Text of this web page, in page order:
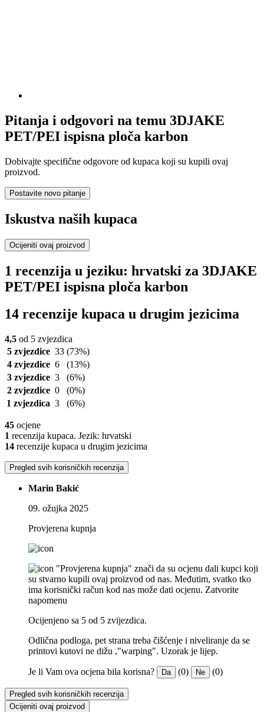
Pitanja i odgovori na temu 3DJAKE
PET/PEI ispisna ploča karbon
Dobivajte specifične odgovore od kupaca koji su kupili ovaj
proizvod.
Postavite novo pitanje
Iskustva naših kupaca
Ocijeniti ovaj proizvod
1 recenzija u jeziku: hrvatski za 3DJAKE
PET/PEI ispisna ploča karbon
14 recenzije kupaca u drugim jezicima
4,5 od 5 zvjezdica
5 zvjezdice 33 (73%)
4 zvjezdice 6
(13%)
3 zvjezdice 3
(6%)
2 zvjezdice 0
(0%)
1 zvjezdica 3 (6%)
45 ocjene
1 recenzija kupaca. Jezik: hrvatski
14 recenzije kupaca u drugim jezicima
Pregled svih korisničkih recenzija
Marin Bakić
09. ožujka 2025
Provjerena kupnja
"Provjerena kupnja" znači da su ocjenu dali kupci koji
su stvarno kupili ovaj proizvod od nas. Međutim, svatko tko
ima korisnički račun kod nas može dati ocjenu. Zatvorite
napomenu
Ocijenjeno sa 5 od 5 zvijezdica.
Odlična podloga, pet strana treba čišćenje i niveliranje da se
printovi kutovi ne dižu ,"warping". Uzorak je lijep.
Je li Vam ova ocjena bila korisna? Da (0) Ne (0)
Pregled svih korisničkih recenzija
Ocijeniti ovaj proizvod